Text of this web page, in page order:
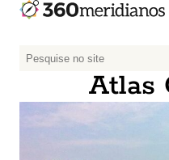
P
Atlas